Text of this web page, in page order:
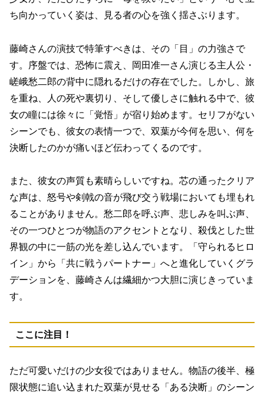
ち向かっていく姿は、見る者の心を強く揺さぶります。
藤崎さんの演技で特筆すべきは、その「目」の力強さで
す。序盤では、恐怖に震え、岡田准一さん演じる主人公・
嵯峨愁二郎の背中に隠れるだけの存在でした。しかし、旅
を重ね、人の死や裏切り、そして優しさに触れる中で、彼
女の瞳には徐々に「覚悟」が宿り始めます。セリフがない
シーンでも、彼女の表情一つで、双葉が今何を思い、何を
決断したのかが痛いほど伝わってくるのです。
また、彼女の声質も素晴らしいですね。芯の通ったクリア
な声は、怒号や剣戟の音が飛び交う戦場においても埋もれ
ることがありません。愁二郎を呼ぶ声、悲しみを叫ぶ声、
その一つひとつが物語のアクセントとなり、殺伐とした世
界観の中に一筋の光を差し込んでいます。「守られるヒロ
イン」から「共に戦うパートナー」へと進化していくグラ
デーションを、藤崎さんは繊細かつ大胆に演じきっていま
す。
ここに注目！
ただ可愛いだけの少女役ではありません。物語の後半、極
限状態に追い込まれた双葉が見せる「ある決断」のシーン